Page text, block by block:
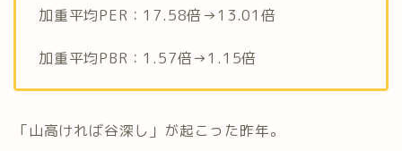
加重平均PER：17.58倍→13.01倍
加重平均PBR：1.57倍→1.15倍
「山高ければ谷深し」が起こった昨年。